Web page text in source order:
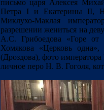
письмо царя Алексея
Петра I и Екатерины II,
Миклухо-Маклая
разрешении жениться на
А.С. Грибоедова «Горе от
Хомякова «Церковь одна»,
(Дроздова), фото
личное перо Н. В. Гоголя,